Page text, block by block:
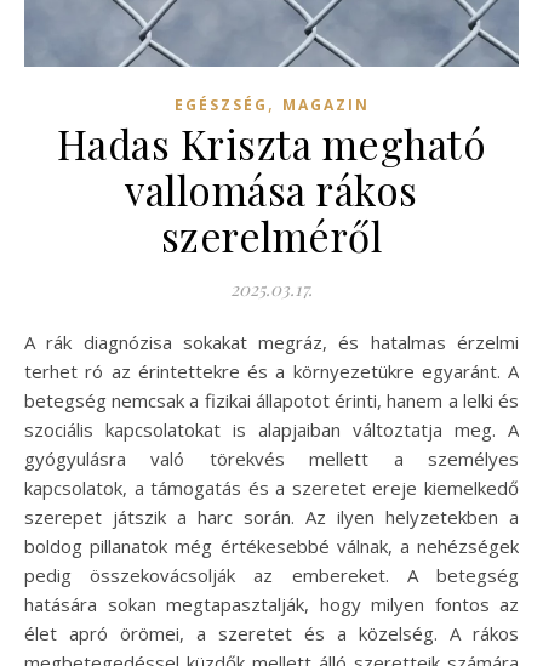
EGÉSZSÉG , MAGAZIN
Hadas Kriszta megható
vallomása rákos
szerelméről
2025.03.17.
A rák diagnózisa sokakat megráz, és hatalmas érzelmi
terhet ró az érintettekre és a környezetükre egyaránt. A
betegség nemcsak a fizikai állapotot érinti, hanem a lelki és
szociális kapcsolatokat is alapjaiban változtatja meg. A
gyógyulásra való törekvés mellett a személyes
kapcsolatok, a támogatás és a szeretet ereje kiemelkedő
szerepet játszik a harc során. Az ilyen helyzetekben a
boldog pillanatok még értékesebbé válnak, a nehézségek
pedig összekovácsolják az embereket. A betegség
hatására sokan megtapasztalják, hogy milyen fontos az
élet apró örömei, a szeretet és a közelség. A rákos